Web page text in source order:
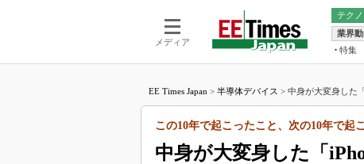
メディア
テク
電池／エネルギ
アナ
マ
FPGA
業界
特集
福田昭の
湯之上隆
大山聡の
電
EE Times Japan > 半導体デバイス > 中身が大変身した
中身が大変身した「
この10年で起こったこと、次の10年で起